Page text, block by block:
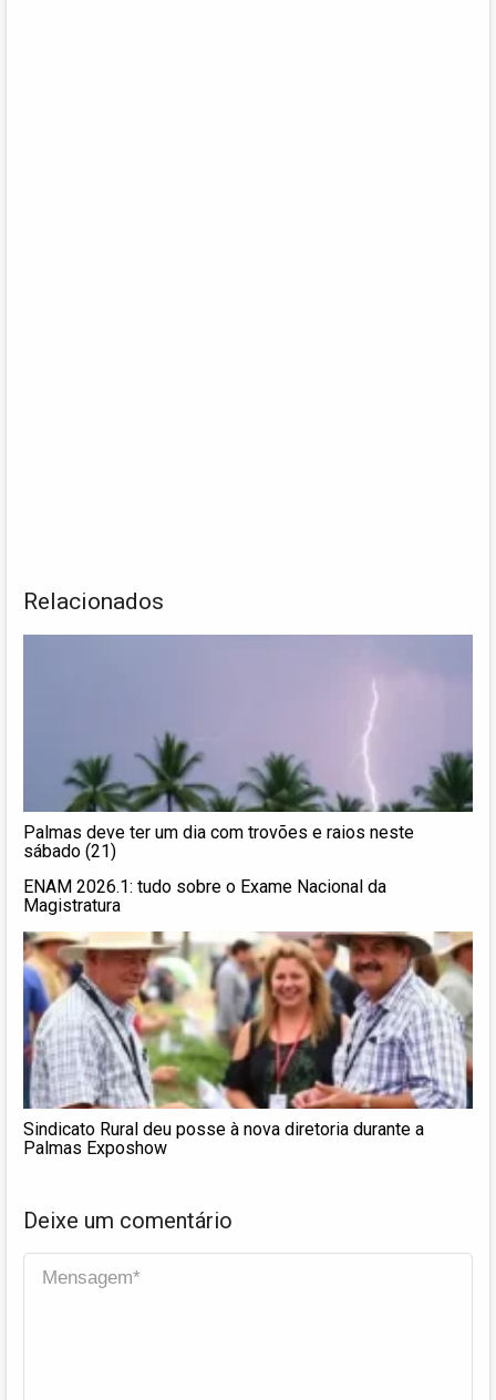
Relacionados
Palmas deve ter um dia com trovões e raios neste
sábado (21)
ENAM 2026.1: tudo sobre o Exame Nacional da
Magistratura
Sindicato Rural deu posse à nova diretoria durante a
Palmas Exposhow
Deixe um comentário